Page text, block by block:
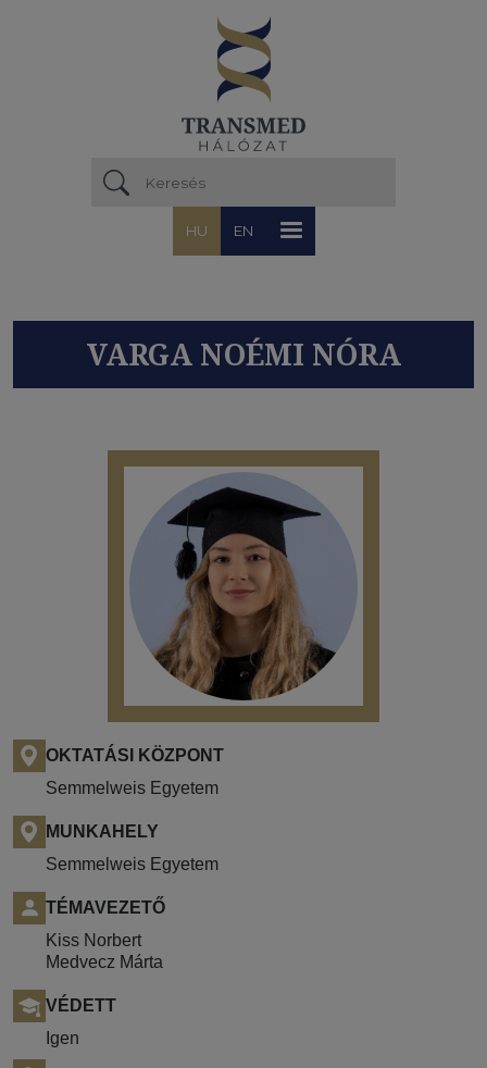
HU EN
VARGA NOÉMI NÓRA
OKTATÁSI KÖZPONT
Semmelweis Egyetem
MUNKAHELY
Semmelweis Egyetem
TÉMAVEZETŐ
Kiss Norbert
Medvecz Márta
VÉDETT
Igen